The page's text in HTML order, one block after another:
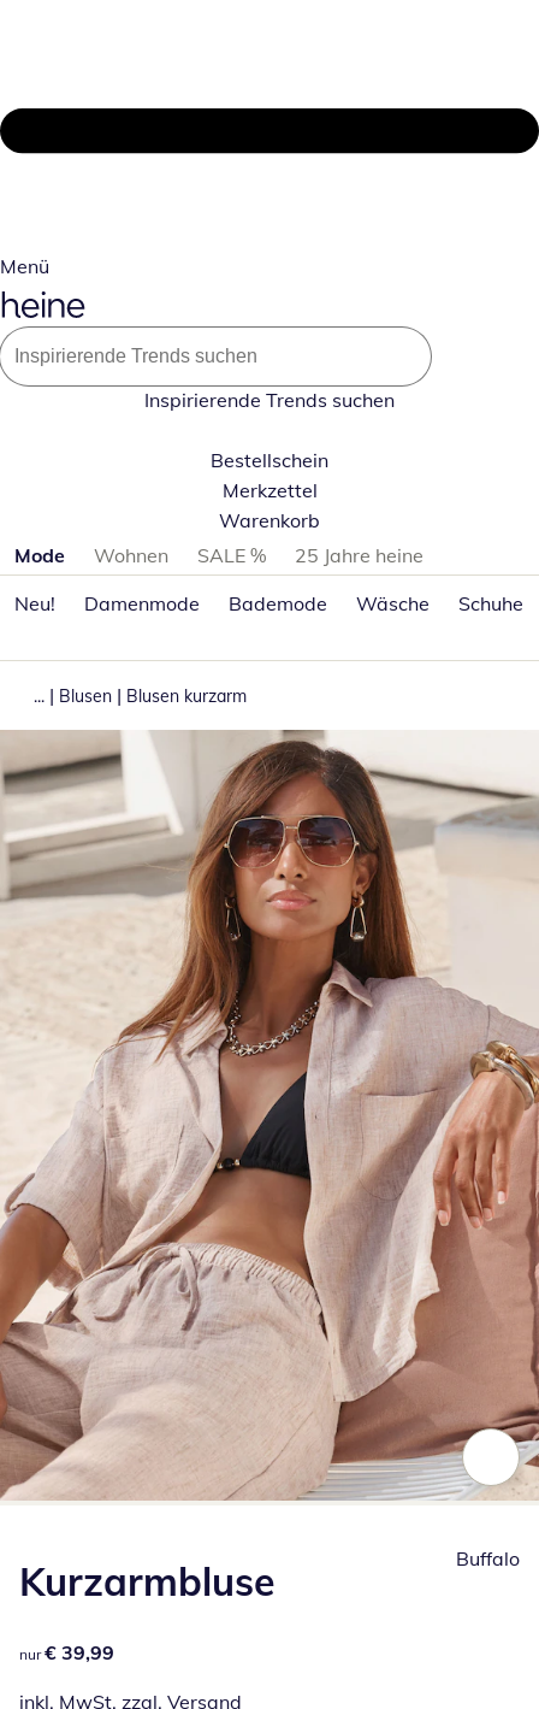
Menü
Inspirierende Trends suchen
Bestellschein
Merkzettel
Warenkorb
Produktkategorien überspringen
Mode Wohnen SALE %
25 Jahre heine
Neu!
Damenmode Bademode Wäsche Schuhe
... | Blusen | Blusen kurzarm
Kurzarmbluse
€ 39,99
nur € 39,99
inkl. MwSt. zzgl. Versand
Buffalo